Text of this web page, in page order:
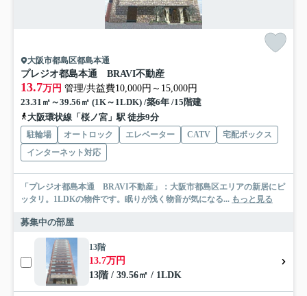
大阪市都島区都島本通
プレジオ都島本通 BRAVI不動産
13.7万円 管理/共益費10,000円～15,000円
23.31㎡～39.56㎡ (1K～1LDK) /築6年 /15階建
大阪環状線「桜ノ宮」駅 徒歩9分
駐輪場 オートロック エレベーター CATV
宅配ボックス
インターネット対応
「プレジオ都島本通 BRAVI不動産」：大阪市都島区エリアの新居にピ
ッタリ。1LDKの物件です。眠りが浅く物音が気になる... もっと見る
募集中の部屋
13階
13.7万円
13階 / 39.56㎡ / 1LDK